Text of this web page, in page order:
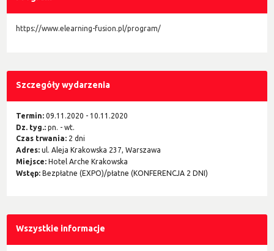
https://www.elearning-fusion.pl/program/
Szczegóły wydarzenia
Termin: 09.11.2020 - 10.11.2020
Dz. tyg.: pn. - wt.
Czas trwania: 2 dni
Adres: ul. Aleja Krakowska 237, Warszawa
Miejsce: Hotel Arche Krakowska
Wstęp: Bezpłatne (EXPO)/płatne (KONFERENCJA 2 DNI)
Wszystkie informacje